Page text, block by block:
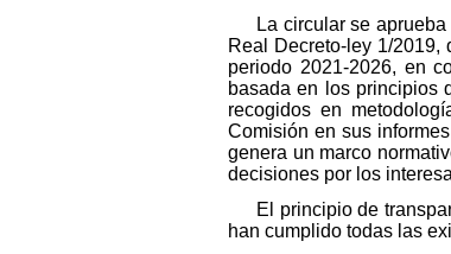
La circular se
Real Decreto-ley 1/2019,
periodo 2021-2026, en
basada en los principios
recogidos en
Comisión en sus
genera un marco
decisiones por los
El principio de
han cumplido todas las